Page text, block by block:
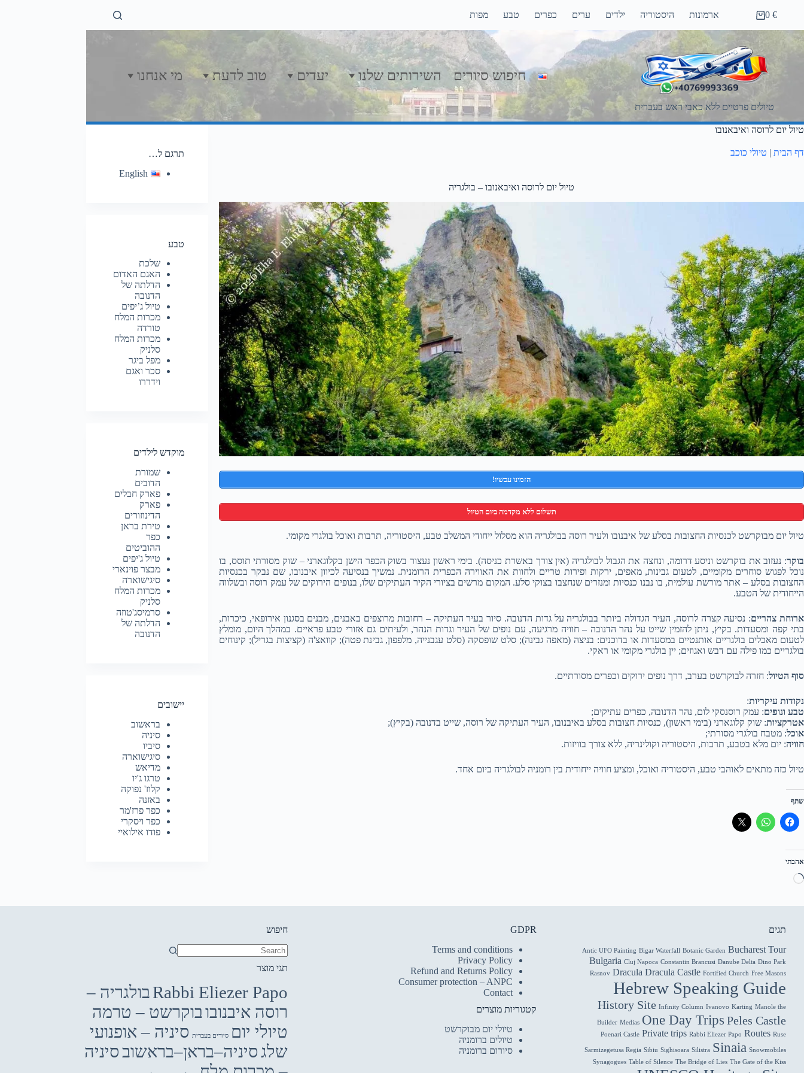
Shopping
cart
0 € ארמונות היסטוריה ילדים ערים כפרים טבע מפות
טיולים פרטיים ללא כאבי ראש בעברית
חיפוש סיורים השירותים שלנו יעדים טוב לדעת מי אנחנו
טיול יום לרוסה ואיבאנובו
דף הבית | טיולי כוכב
טיול יום לרוסה ואיבאנובו – בולגריה
הזמינו עכשיו!
תשלום ללא מקדמה ביום הטיול
טיול יום מבוקרשט לכנסיות החצובות בסלע של איבנובו ולעיר רוסה בבולגריה הוא מסלול ייחודי המשלב טבע, היסטוריה, תרבות ואוכל בולגרי מקומי.
בוקר: נעזוב את בוקרשט וניסע דרומה, ונחצה את הגבול לבולגריה (אין צורך באשרת כניסה). בימי ראשון נעצור בשוק הכפר הישן בקלוגארני – שוק מסורתי תוסס, בו
נוכל לפגוש סוחרים מקומיים, לטעום גבינות, מאפים, ירקות ופירות טריים ולחוות את האווירה הכפרית הרומנית. נמשיך בנסיעה לכיוון איבנובו, שם נבקר בכנסיות
החצובות בסלע – אתר מורשת עולמית, בו נבנו כנסיות ומנזרים שנחצבו בצוקי סלע. המקום מרשים בציורי הקיר העתיקים שלו, בנופים הירוקים של עמק רוסה ובשלווה
הייחודית של הטבע.
ארוחת צהריים: נסיעה קצרה לרוסה, העיר הגדולה ביותר בבולגריה על גדות הדנובה. סיור בעיר העתיקה – רחובות מרוצפים באבנים, מבנים בסגנון אירופאי, כיכרות,
בתי קפה ומסעדות. בקיץ, ניתן להזמין שייט על נהר הדנובה – חוויה מרגיעה, עם נופים של העיר וגדות הנהר, ולעיתים גם אזורי טבע פראיים. במהלך היום, מומלץ
לטעום מאכלים בולגריים אותנטיים במסעדות או בדוכנים: בניצה (מאפה גבינה); סלט שופסקה (סלט עגבנייה, מלפפון, גבינת פטה); קוואצ'ה (קציצות בגריל); קינוחים
בולגריים כמו פילה עם דבש ואגוזים; יין בולגרי מקומי או ראקי.
סוף הטיול: חזרה לבוקרשט בערב, דרך נופים ירוקים וכפרים מסורתיים.
נקודות עיקריות:
טבע ונופים: עמק רוסנסקי לום, נהר הדנובה, כפרים עתיקים;
אטרקציות: שוק קלוגארני (בימי ראשון), כנסיות חצובות בסלע באיבנובו, העיר העתיקה של רוסה, שייט בדנובה (בקיץ);
אוכל: מטבח בולגרי מסורתי;
חוויה: יום מלא בטבע, תרבות, היסטוריה וקולינריה, ללא צורך בוויזות.
טיול כזה מתאים לאוהבי טבע, היסטוריה ואוכל, ומציע חוויה ייחודית בין רומניה לבולגריה ביום אחד.
שתף
אהבתי
טוען...
תרגם ל…
English
טבע
שלכת
האגם האדום
הדלתה של
הדנובה
טיול ג’יפים
מכרות המלח
טורדה
מכרות המלח
סלניק
מפל ביגר
סכר ואגם
וידררו
מוקדש לילדים
שמורת
הדובים
פארק חבלים
פארק
הדינוזורים
טירת בראן
כפר
ההוביטים
טיול ג'יפים
מבצר פוינארי
סיגישוארה
מכרות המלח
סלניק
סרמיסג'טוזה
הדלתה של
הדנובה
יישובים
בראשוב
סיניה
סיביו
סיגישוארה
מדיאש
טרגו ג'יו
קלוז' נפוקה
באזנה
כפר פרז'מר
כפר ויסקרי
פודו אילואיי
תגים
Antic UFO Painting Bigar Waterfall Botanic Garden Bucharest Tour
Bulgaria Cluj Napoca Constantin Brancusi Danube Delta Dino Park
Rasnov Dracula Dracula Castle Fortified Church Free Masons
Hebrew Speaking Guide
History Site Infinity Column Ivanovo Karting Manole the
Builder Medias One Day Trips Peles Castle
Poenari Castle Private trips Rabbi Eliezer Papo Routes Ruse
Sarmizegetusa Regia Sibiu Sighisoara Silistra Sinaia Snowmobiles
Synagogues Table of Silence The Bridge of Lies The Gate of the Kiss
GDPR
Terms and conditions
Privacy Policy
Refund and Returns Policy
Consumer protection – ANPC
Contact
קטגוריות מוצרים
טיולי יום מבוקרשט
טיולים ברומניה
סיורום ברומניה
חיפוש
results
תגי מוצר
Rabbi Eliezer Papoבולגריה –
רוסה איבנובובוקרשט – טרמה
טיולי יום סיורים בעברית סיניה – אופנועי
שלגסיניה–בראן–בראשובסיניה